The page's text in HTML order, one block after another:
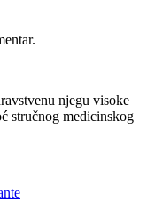
njegu visoke
stručnog medicinskog